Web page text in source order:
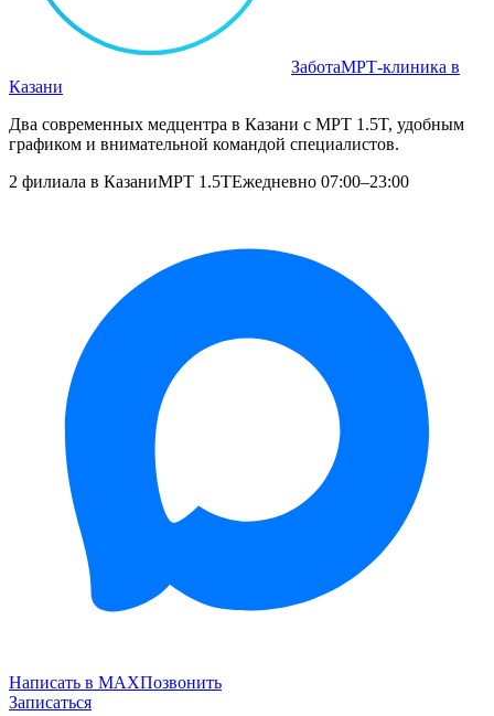
ЗаботаМРТ‑клиника в
Казани
Два современных медцентра в Казани с МРТ 1.5T, удобным
графиком и внимательной командой специалистов.
2 филиала в КазаниМРТ 1.5TЕжедневно 07:00–23:00
Написать в MAXПозвонить
Записаться